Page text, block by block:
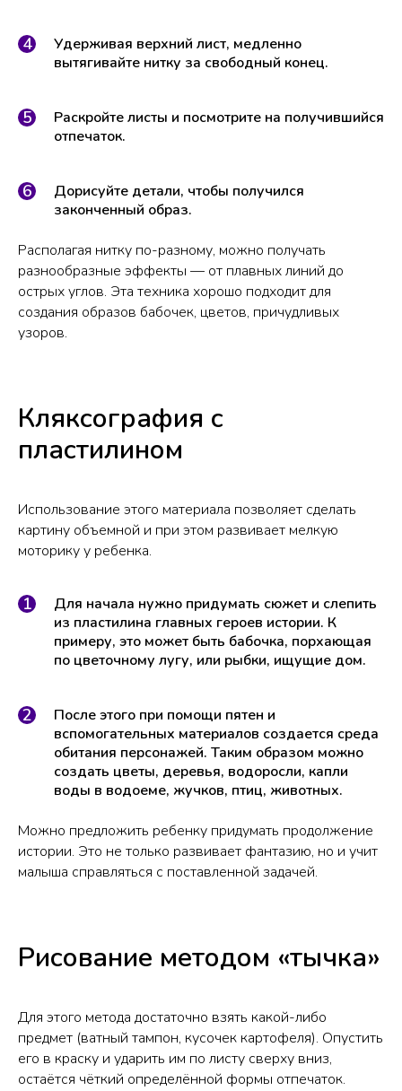
Удерживая верхний лист, медленно
вытягивайте нитку за свободный конец.
Раскройте листы и посмотрите на получившийся
отпечаток.
Дорисуйте детали, чтобы получился
законченный образ.
Располагая нитку по-разному, можно получать
разнообразные эффекты — от плавных линий до
острых углов. Эта техника хорошо подходит для
создания образов бабочек, цветов, причудливых
узоров.
Кляксография с
пластилином
Использование этого материала позволяет сделать
картину объемной и при этом развивает мелкую
моторику у ребенка.
Для начала нужно придумать сюжет и слепить
из пластилина главных героев истории. К
примеру, это может быть бабочка, порхающая
по цветочному лугу, или рыбки, ищущие дом.
После этого при помощи пятен и
вспомогательных материалов создается среда
обитания персонажей. Таким образом можно
создать цветы, деревья, водоросли, капли
воды в водоеме, жучков, птиц, животных.
Можно предложить ребенку придумать продолжение
истории. Это не только развивает фантазию, но и учит
малыша справляться с поставленной задачей.
Рисование методом «тычка»
Для этого метода достаточно взять какой-либо
предмет (ватный тампон, кусочек картофеля). Опустить
его в краску и ударить им по листу сверху вниз,
остаётся чёткий определённой формы отпечаток.